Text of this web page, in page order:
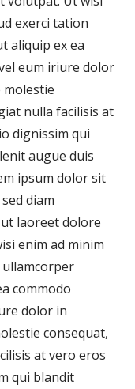
exerci tation
aliquip ex ea
eum iriure dolor
nulla facilisis at
dignissim qui
augue duis
ipsum dolor sit
diam
laoreet dolore
enim ad minim
commodo
dolor in
consequat,
at vero eros
qui blandit